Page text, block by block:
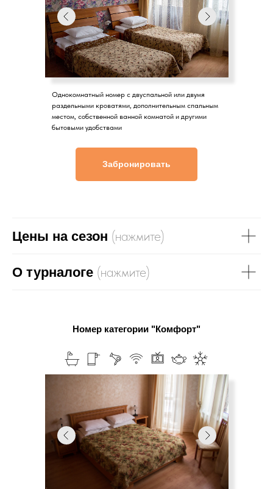
Однокомнатный номер с двуспальной или двумя
раздельными кроватями, дополнительным спальным
местом, собственной ванной комнатой и другими
бытовыми удобствами
Забронировать
Цены на сезон (нажмите)
О турналоге (нажмите)
Номер категории "Комфорт"